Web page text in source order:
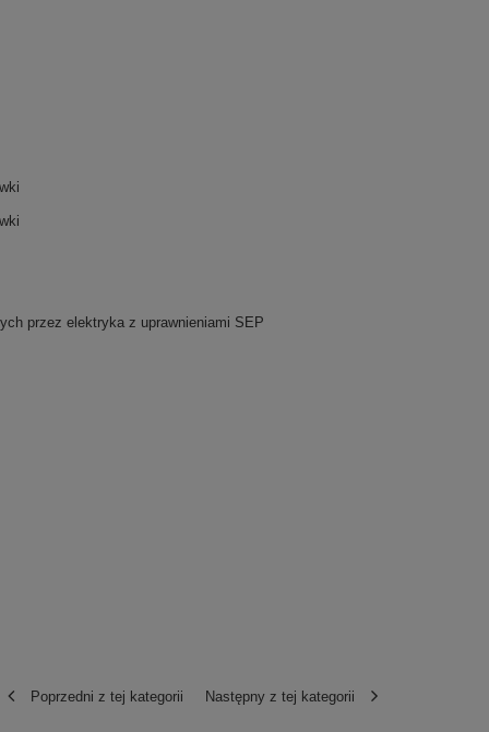
przez elektryka z uprawnieniami SEP
Poprzedni z tej kategorii Następny z tej kategorii